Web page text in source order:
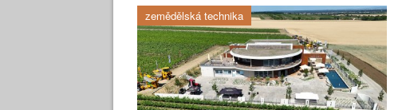
zemědělská technika